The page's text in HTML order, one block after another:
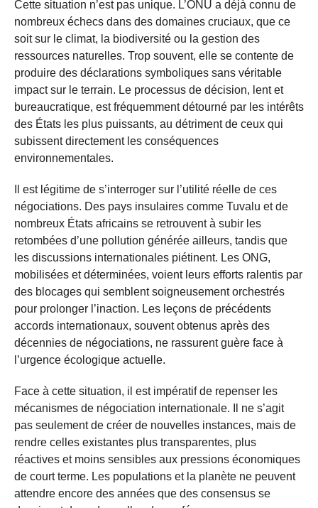
Cette situation n’est pas unique. L’ONU a déjà connu de
nombreux échecs dans des domaines cruciaux, que ce
soit sur le climat, la biodiversité ou la gestion des
ressources naturelles. Trop souvent, elle se contente de
produire des déclarations symboliques sans véritable
impact sur le terrain. Le processus de décision, lent et
bureaucratique, est fréquemment détourné par les intérêts
des États les plus puissants, au détriment de ceux qui
subissent directement les conséquences
environnementales.
Il est légitime de s’interroger sur l’utilité réelle de ces
négociations. Des pays insulaires comme Tuvalu et de
nombreux États africains se retrouvent à subir les
retombées d’une pollution générée ailleurs, tandis que
les discussions internationales piétinent. Les ONG,
mobilisées et déterminées, voient leurs efforts ralentis par
des blocages qui semblent soigneusement orchestrés
pour prolonger l’inaction. Les leçons de précédents
accords internationaux, souvent obtenus après des
décennies de négociations, ne rassurent guère face à
l’urgence écologique actuelle.
Face à cette situation, il est impératif de repenser les
mécanismes de négociation internationale. Il ne s’agit
pas seulement de créer de nouvelles instances, mais de
rendre celles existantes plus transparentes, plus
réactives et moins sensibles aux pressions économiques
de court terme. Les populations et la planète ne peuvent
attendre encore des années que des consensus se